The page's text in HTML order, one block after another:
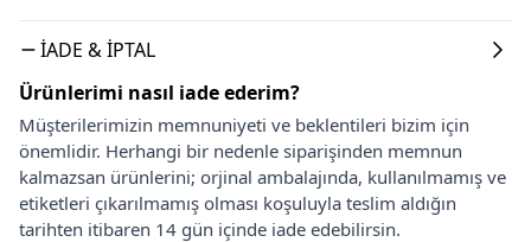
İADE & İPTAL
Ürünlerimi nasıl iade ederim?
Müşterilerimizin memnuniyeti ve beklentileri bizim için
önemlidir. Herhangi bir nedenle siparişinden memnun
kalmazsan ürünlerini; orjinal ambalajında, kullanılmamış ve
etiketleri çıkarılmamış olması koşuluyla teslim aldığın
tarihten itibaren 14 gün içinde iade edebilirsin.